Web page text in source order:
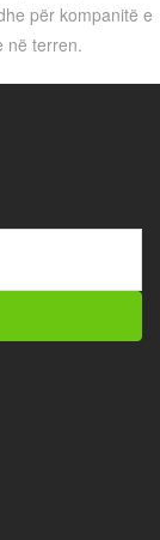
për kompanitë e
në terren.